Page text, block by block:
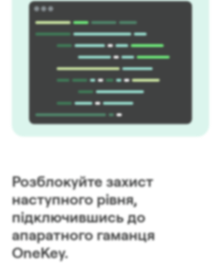
Розблокуйте захист
наступного рівня,
підключившись до
апаратного гаманця
OneKey.